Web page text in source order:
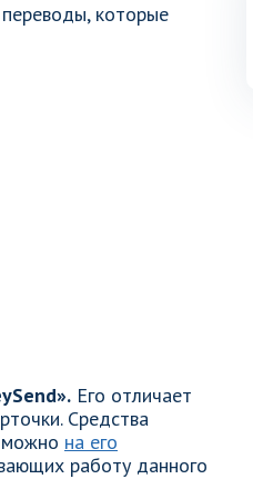
которые
Его отличает
Средства
можно на его
работу данного